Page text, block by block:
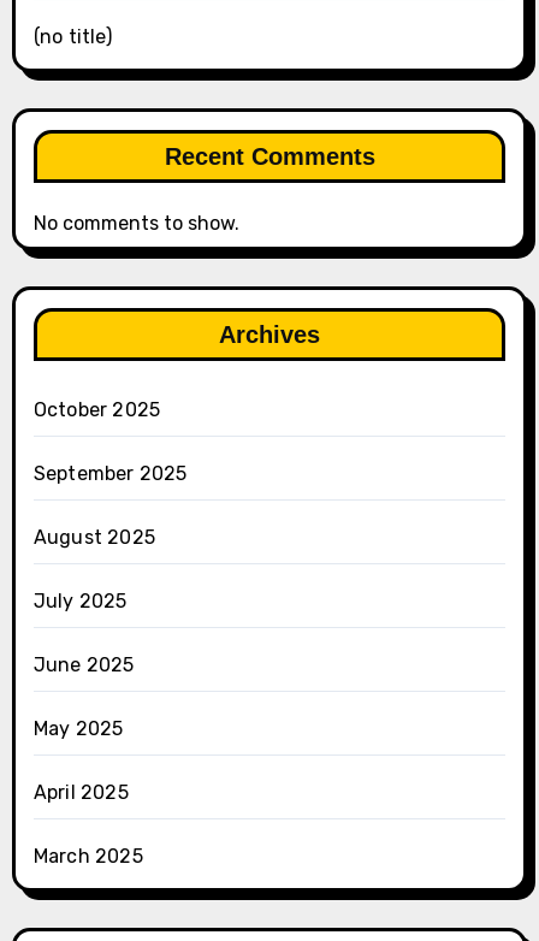
(no title)
Recent Comments
No comments to show.
Archives
October 2025
September 2025
August 2025
July 2025
June 2025
May 2025
April 2025
March 2025